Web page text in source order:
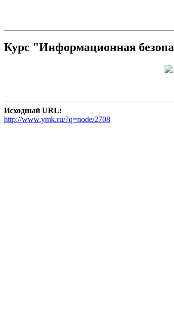
Курс "Информационная
Исходный URL:
http://www.ymk.ru/?q=node/2708